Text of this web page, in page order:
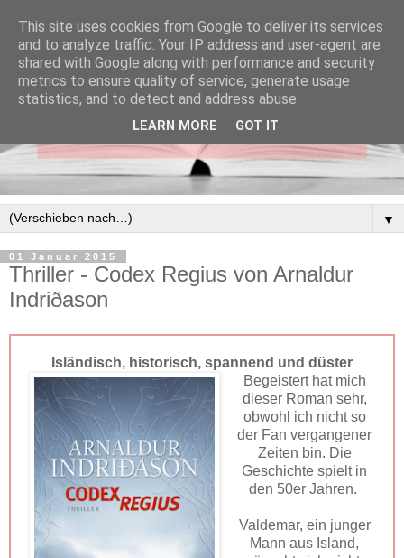
▼
01 Januar 2015
Thriller - Codex Regius von Arnaldur
Indriðason
Isländisch, historisch, spannend und düster
Begeistert hat mich
dieser Roman sehr,
obwohl ich nicht so
der Fan vergangener
Zeiten bin. Die
Geschichte spielt in
den 50er Jahren.
Valdemar, ein junger
Mann aus Island,
This site uses cookies from Google to deliver its services
and to analyze traffic. Your IP address and user-agent are
shared with Google along with performance and security
metrics to ensure quality of service, generate usage
statistics, and to detect and address abuse.
LEARN MORE GOT IT